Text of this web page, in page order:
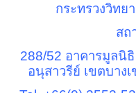
กระทรวงวิทย
สถ
288/52 อาคารมูลนิ
อนุสาวรีย์ เขตบาง